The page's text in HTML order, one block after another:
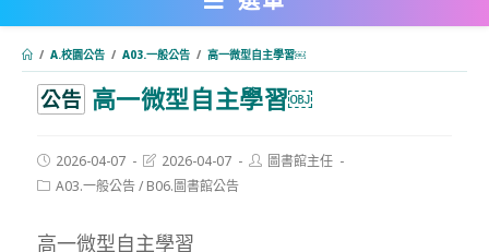
/ A.校園公告 / A03.一般公告 / 高一微型自主學習￼
公告 高一微型自主學習￼
Post
published:
2026-04-07
Post
modified:
2026-04-07
Post圖書館主任
PostA03.一般公告/ B06.圖書館公告
高一微型自主學習